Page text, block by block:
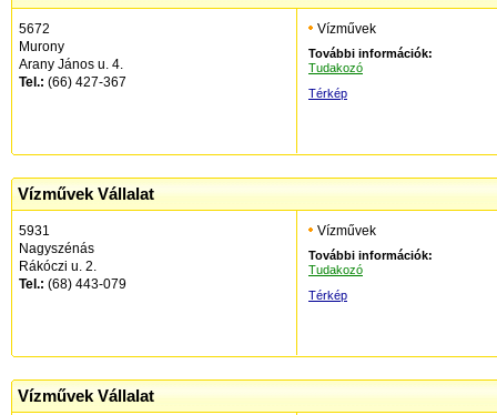
5672
Murony
Arany János u. 4.
Tel.: (66) 427-367
Vízművek
További információk:
Tudakozó
Térkép
Vízművek Vállalat
5931
Nagyszénás
Rákóczi u. 2.
Tel.: (68) 443-079
Vízművek
További információk:
Tudakozó
Térkép
Vízművek Vállalat